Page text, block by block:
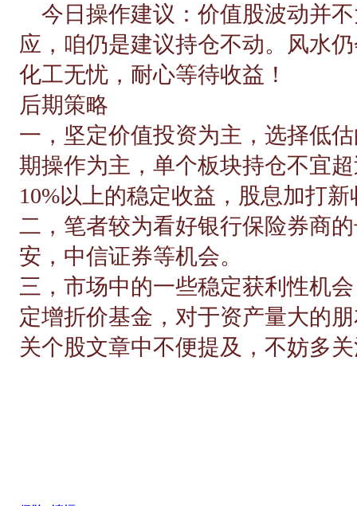
今日操作建议：价值股波动并
应，咱仍是建议持仓不动。风水
化工无忧，耐心等待收益！
后期策略
一，坚定价值投资为主，选择低
期操作为主，单个板块持仓不宜
10%以上的稳定收益，股息加打
二，笔者较为看好银行保险券商
安，中信证券等机会。
三，市场中的一些稳定获利性机
定增折价基金，对于资产量大的
关个股文章中不便提及，不妨多